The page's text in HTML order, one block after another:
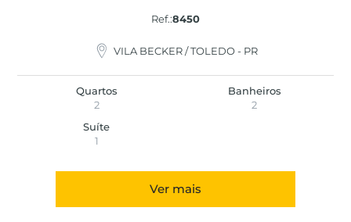
Ref.:8450
VILA BECKER / TOLEDO - PR
Quartos
2
Banheiros
2
Suíte
1
Ver mais